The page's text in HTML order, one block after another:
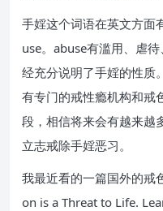
手婬这个词语在英文方面
use。abuse有滥用、虐
经充分说明了手婬的性质
有专门的戒性瘾机构和戒
段，相信将来会有越来越
立志戒除手婬恶习。
我最近看的一篇国外的戒
on is a Threat to Life.